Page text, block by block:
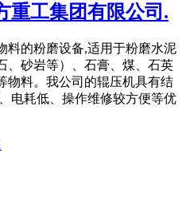
重工集团有限公司.
料的粉磨设备,适用于粉磨水泥
、砂岩等）、石膏、煤、石英
物料。我公司的辊压机具有结
电耗低、操作维修较方便等优